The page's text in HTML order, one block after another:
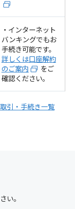
・インターネット
バンキングでもお
手続き可能です。
詳しくは口座解約
のご案内
をご
確認ください。
引・手続き一覧
い。